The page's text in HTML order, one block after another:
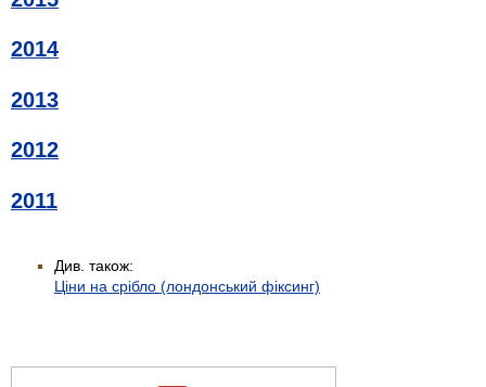
2014
2013
2012
2011
Див. також:
Ціни на срібло (лондонський фіксинг)